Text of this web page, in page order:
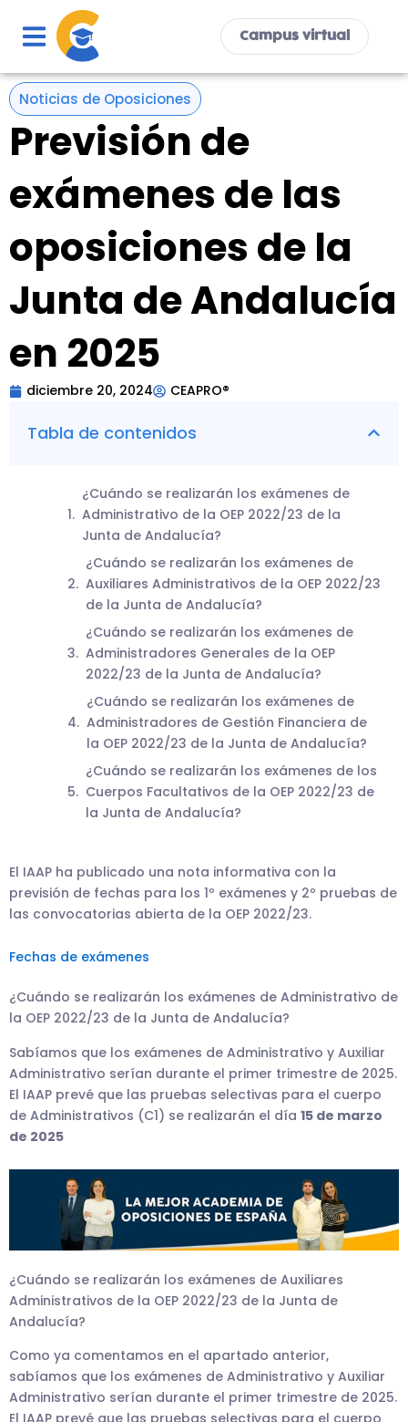
contenido
Campus virtual
Noticias de Oposiciones
Previsión de
exámenes de las
oposiciones de la
Junta de Andalucía
en 2025
diciembre 20, 2024 CEAPRO®
Tabla de contenidos
¿Cuándo se realizarán los exámenes de
Administrativo de la OEP 2022/23 de la
Junta de Andalucía?
¿Cuándo se realizarán los exámenes de
Auxiliares Administrativos de la OEP 2022/23
de la Junta de Andalucía?
¿Cuándo se realizarán los exámenes de
Administradores Generales de la OEP
2022/23 de la Junta de Andalucía?
¿Cuándo se realizarán los exámenes de
Administradores de Gestión Financiera de
la OEP 2022/23 de la Junta de Andalucía?
¿Cuándo se realizarán los exámenes de los
Cuerpos Facultativos de la OEP 2022/23 de
la Junta de Andalucía?
El IAAP ha publicado una nota informativa con la
previsión de fechas para los 1º exámenes y 2º pruebas de
las convocatorias abierta de la OEP 2022/23.
Fechas de exámenes
¿Cuándo se realizarán los exámenes de Administrativo de
la OEP 2022/23 de la Junta de Andalucía?
Sabíamos que los exámenes de Administrativo y Auxiliar
Administrativo serían durante el primer trimestre de 2025.
El IAAP prevé que las pruebas selectivas para el cuerpo
de Administrativos (C1) se realizarán el día 15 de marzo
de 2025
¿Cuándo se realizarán los exámenes de Auxiliares
Administrativos de la OEP 2022/23 de la Junta de
Andalucía?
Como ya comentamos en el apartado anterior,
sabíamos que los exámenes de Administrativo y Auxiliar
Administrativo serían durante el primer trimestre de 2025.